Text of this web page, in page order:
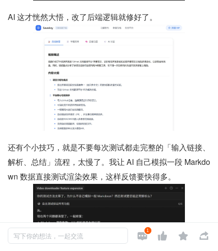
AI 这才恍然大悟，改了后端逻辑就修好了。
还有个小技巧，就是不要每次测试都走完整的「输入链接、
解析、总结」流程，太慢了。我让 AI 自己模拟一段 Markdo
wn 数据直接测试渲染效果，这样反馈要快得多。
写下你的想法，一起交流 
1   